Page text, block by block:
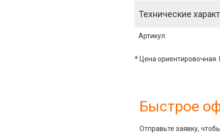
Технические
Артикул:
* Цена ориентировочная.
Быстрое
Отправьте заявку,